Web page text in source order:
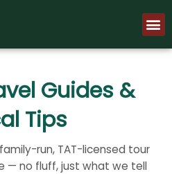
Guides &
Tips
run, TAT-licensed tour
— no fluff, just what we tell